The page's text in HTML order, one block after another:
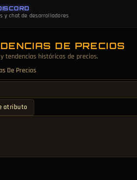
y chat de desarrolladores
DE PRECIOS
tendencias históricas de precios.
De Precios
atributo